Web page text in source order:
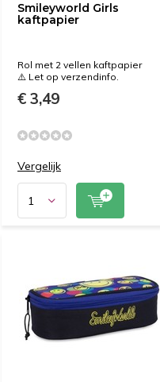
Smileyworld Girls
kaftpapier
Rol met 2 vellen kaftpapier
⚠️ Let op verzendinfo.
€ 3,49
Vergelijk